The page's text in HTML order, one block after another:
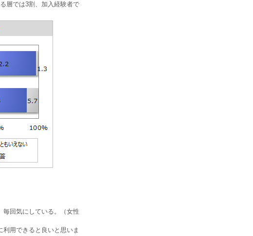
層では3割、加入経験者で
毎回気にしている。（女性
用できると良いと思いま